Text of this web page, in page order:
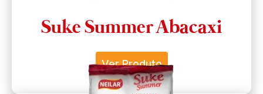
Suke Summer Abacaxi
Ver Produto